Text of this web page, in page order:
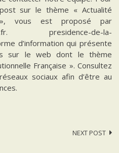
sur le thème « Actualité
», vous est proposé par
presidence-de-la-
d’information qui présente
sur le web dont le thème
Française ». Consultez
sociaux afin d’être au
NEXT POST